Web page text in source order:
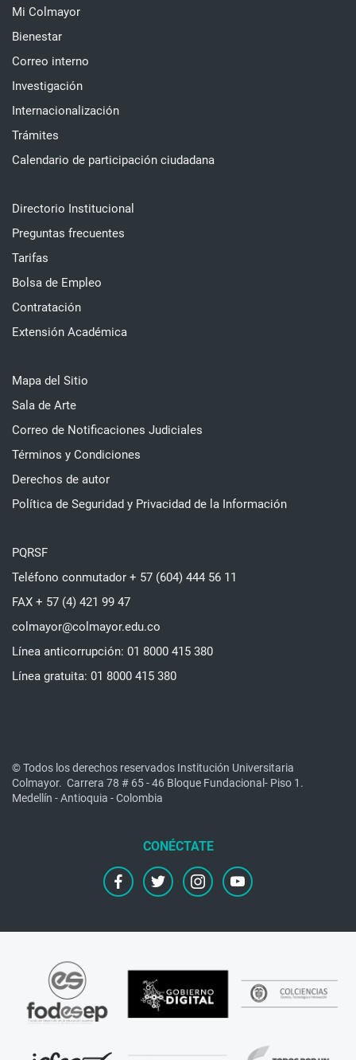
Mi Colmayor
Bienestar
Correo interno
Investigación
Internacionalización
Trámites
Calendario de participación ciudadana
Directorio Institucional
Preguntas frecuentes
Tarifas
Bolsa de Empleo
Contratación
Extensión Académica
Mapa del Sitio
Sala de Arte
Correo de Notificaciones Judiciales
Términos y Condiciones
Derechos de autor
Política de Seguridad y Privacidad de la Información
PQRSF
Teléfono conmutador + 57 (604) 444 56 11
FAX + 57 (4) 421 99 47
colmayor@colmayor.edu.co
Línea anticorrupción: 01 8000 415 380
Línea gratuita: 01 8000 415 380
© Todos los derechos reservados Institución Universitaria
Colmayor. Carrera 78 # 65 - 46 Bloque Fundacional- Piso 1.
Medellín - Antioquia - Colombia
facebooktwitter instagramyoutube